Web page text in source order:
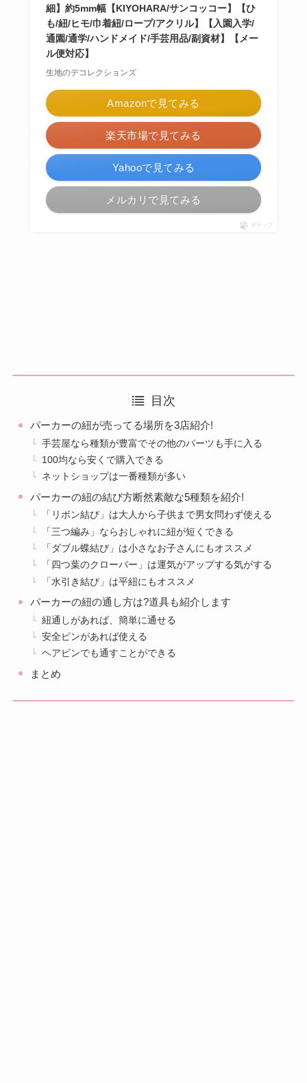
細】約5mm幅【KIYOHARA/サンコッコー】【ひ
も/紐/ヒモ/巾着紐/ロープ/アクリル】【入園入学/
通園/通学/ハンドメイド/手芸用品/副資材】【メー
ル便対応】
生地のデコレクションズ
Amazonで見てみる
楽天市場で見てみる
Yahooで見てみる
メルカリで見てみる
ポチップ
目次
パーカーの紐が売ってる場所を3店紹介!
手芸屋なら種類が豊富でその他のパーツも手に入る
100均なら安くで購入できる
ネットショップは一番種類が多い
パーカーの紐の結び方断然素敵な5種類を紹介!
「リボン結び」は大人から子供まで男女問わず使える
「三つ編み」ならおしゃれに紐が短くできる
「ダブル蝶結び」は小さなお子さんにもオススメ
「四つ葉のクローバー」は運気がアップする気がする
「水引き結び」は平紐にもオススメ
パーカーの紐の通し方は?道具も紹介します
紐通しがあれば、簡単に通せる
安全ピンがあれば使える
ヘアピンでも通すことができる
まとめ